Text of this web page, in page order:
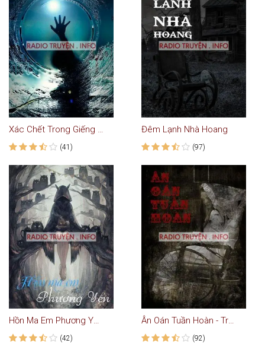
Xác Chết Trong Giếng - Truyện Ma
(41)
Đêm Lạnh Nhà Hoang
(97)
Hồn Ma Em Phương Yến - Truyện Ma
(42)
Ân Oán Tuần Hoàn - Truyện Ma
(92)